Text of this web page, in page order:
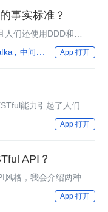
事实标准？
人们还使用DDD和
中间件 编程语言
App 打开
能力引起了人们的
的主要作者之
可以很好地支持SOA
App 打开
API？
格，我会介绍两种常
App 打开